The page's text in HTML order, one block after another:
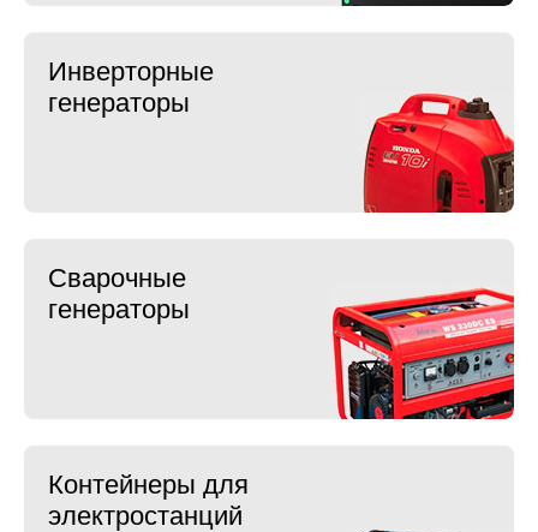
Инверторные
генераторы
Сварочные
генераторы
Контейнеры для
электростанций